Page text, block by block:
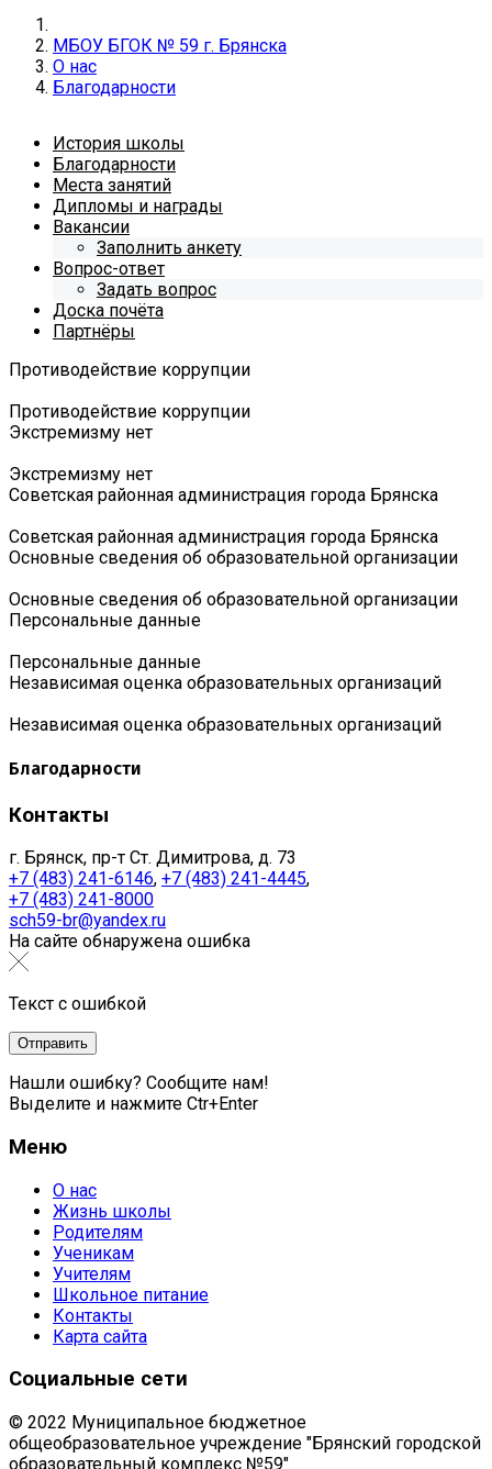
МБОУ БГОК № 59 г. Брянска
О нас
Благодарности
История школы
Благодарности
Места занятий
Дипломы и награды
Вакансии
Заполнить анкету
Вопрос-ответ
Задать вопрос
Доска почёта
Партнёры
Противодействие коррупции
Противодействие коррупции
Экстремизму нет
Экстремизму нет
Советская районная администрация города Брянска
Советская районная администрация города Брянска
Основные сведения об образовательной организации
Основные сведения об образовательной организации
Персональные данные
Персональные данные
Независимая оценка образовательных организаций
Независимая оценка образовательных организаций
Благодарности
Контакты
г. Брянск, пр-т Ст. Димитрова, д. 73
+7 (483) 241-6146, +7 (483) 241-4445,
+7 (483) 241-8000
sch59-br@yandex.ru
На сайте обнаружена ошибка
Текст с ошибкой
Нашли ошибку? Сообщите нам!
Выделите и нажмите Ctr+Enter
Меню
О нас
Жизнь школы
Родителям
Ученикам
Учителям
Школьное питание
Контакты
Карта сайта
Социальные сети
© 2022 Муниципальное бюджетное
общеобразовательное учреждение "Брянский городской
образовательный комплекс №59"